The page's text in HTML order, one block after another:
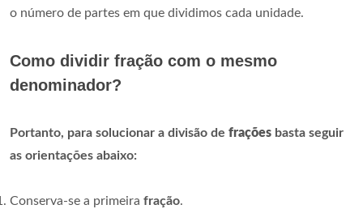
o número de partes em que dividimos cada unidade.
Como dividir fração com o mesmo
denominador?
Portanto, para solucionar a divisão de frações basta seguir
as orientações abaixo:
Conserva-se a primeira fração.